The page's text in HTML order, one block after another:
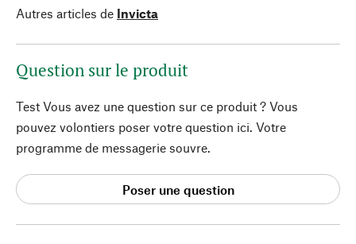
Autres articles de Invicta
Question sur le produit
Test Vous avez une question sur ce produit ? Vous
pouvez volontiers poser votre question ici. Votre
programme de messagerie souvre.
Poser une question